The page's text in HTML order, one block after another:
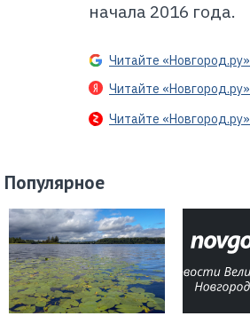
начала 2016 года.
Читайте
Читайте
Читайте
Популярное